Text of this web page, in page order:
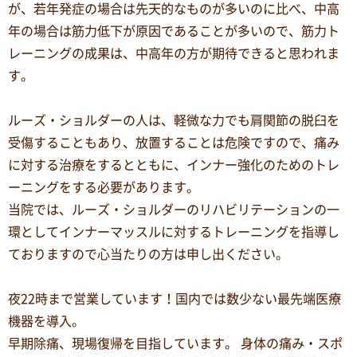
が、若年発症の場合は先天的なものが多いのに比べ、中高
年の場合は筋力低下が原因であることが多いので、筋力ト
レーニングの成果は、中高年の方が期待できると思われま
す。
ルーズ・ショルダーの人は、軽微な力でも肩関節の脱臼を
受傷することもあり、放置することは危険ですので、痛み
に対する治療をするとともに、インナー強化のためのトレ
ーニングをする必要があります。
当院では、ルーズ・ショルダーのリハビリテーションの一
環としてインナーマッスルに対するトレーニングを指導し
ておりますので心当たりの方は申し出ください。
夜22時まで営業しています！国内では数少ない最先端医療
機器を導入。
早期除痛、現場復帰を目指しています。 身体の痛み・スポ